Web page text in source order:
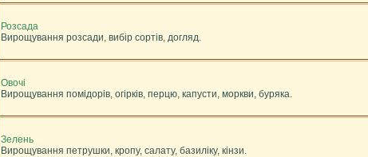
Розсада
Вирощування розсади, вибір сортів, догляд.
Овочі
Вирощування помідорів, огірків, перцю, капусти, моркви, буряка.
Зелень
Вирощування петрушки, кропу, салату, базиліку, кінзи.